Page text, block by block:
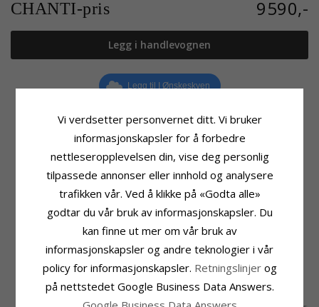
CHANTI-pris 9590,-
Legg i handlevognen
Legg til I Ønskeskyen
Produktinformasjon
Kjedetype:
BNH Anker Rund Halskjede
Edelmetall: 14 Karat Hvitt Gull
Overflate:Rund
Størrelse
Trådtykkelse:
0,4 mm
1,5 mm
Lengde:42 cm
Vekt:3,0 G
Leveringstid: Ca. 5-10 Hverdager
BESLEKTEDE PRODUKTER
Vi verdsetter personvernet ditt. Vi bruker
informasjonskapsler for å forbedre
nettleseropplevelsen din, vise deg personlig
tilpassede annonser eller innhold og analysere
trafikken vår. Ved å klikke på «Godta alle»
godtar du vår bruk av informasjonskapsler. Du
kan finne ut mer om vår bruk av
informasjonskapsler og andre teknologier i vår
policy for informasjonskapsler. Retningslinjer og
på nettstedet Google Business Data Answers.